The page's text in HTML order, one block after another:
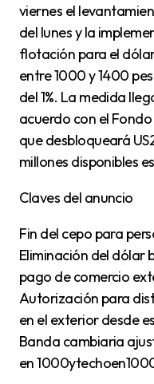
viernes el
del lunes y la
flotación para el
entre 1000 y 1400
del 1%. La medida
acuerdo con el
que desbloqueará
millones disponibles
Claves del anuncio
Fin del cepo para
Eliminación del dólar
pago de comercio
Autorización para
en el exterior desde
Banda cambiaria
en